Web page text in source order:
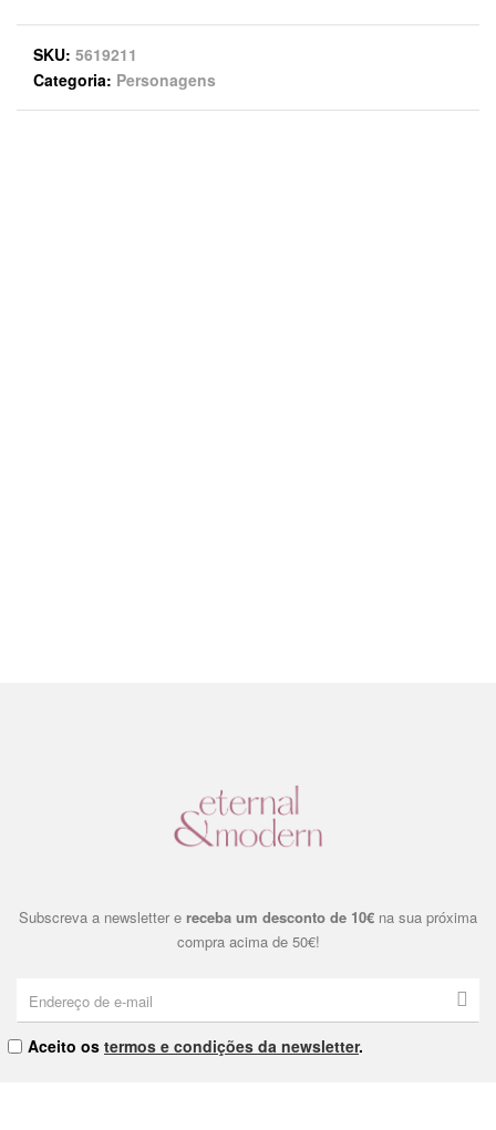
SKU 5619211
Categoria Personagens
Subscreva a newsletter e receba um desconto de 10€ na sua próxima
compra acima de 50€!
Aceito os termos e condições da newsletter.